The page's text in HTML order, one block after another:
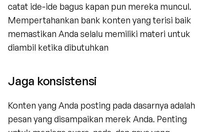
catat ide-ide bagus kapan pun mereka muncul.
Mempertahankan bank konten yang terisi baik
memastikan Anda selalu memiliki materi untuk
diambil ketika dibutuhkan
Jaga konsistensi
Konten yang Anda posting pada dasarnya adalah
pesan yang disampaikan merek Anda. Penting